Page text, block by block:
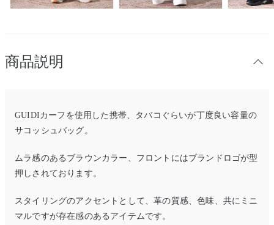
商品説明
GUIDIカーフを使用した携帯、タバコぐらいが丁度良い容量の
サコッシュバッグ。
ムラ感のあるブラウンカラー、フロントにはブランドロゴが型
押しされております。
スタイリングのアクセントとして、革の質感、色味、共にミニ
マルですが存在感のあるアイテムです。